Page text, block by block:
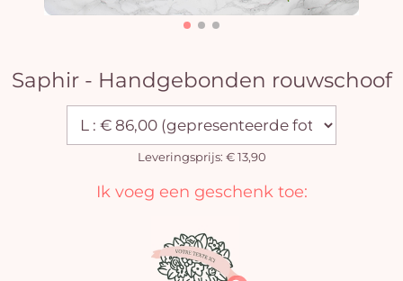
Saphir - Handgebonden rouwschoof
Leveringsprijs: € 13,90
Ik voeg een geschenk toe: